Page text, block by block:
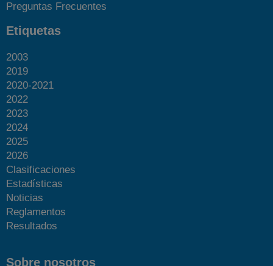
Preguntas Frecuentes
Etiquetas
2003
2019
2020-2021
2022
2023
2024
2025
2026
Clasificaciones
Estadísticas
Noticias
Reglamentos
Resultados
Sobre nosotros